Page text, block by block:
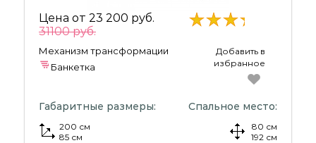
Цена от 23 200 руб.
31100 руб.
Механизм трансформации
Банкетка
Добавить в
избранное
Габаритные размеры:
200 см
85 см
Спальное место:
80 см
192 см